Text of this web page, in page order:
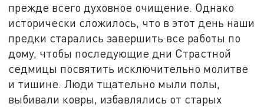
прежде всего духовное очищение. Однако
исторически сложилось, что в этот день наши
предки старались завершить все работы по
дому, чтобы последующие дни Страстной
седмицы посвятить исключительно молитве
и тишине. Люди тщательно мыли полы,
выбивали ковры, избавлялись от старых